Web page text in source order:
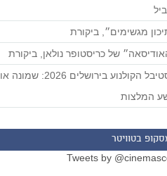
מגשימים״, ביקורת
של כריסטופר נולאן, ביקורת
פסטיבל הקולנוע בירושלים 2026: שמונה או
המלצות
בטוויטר
Tweets by